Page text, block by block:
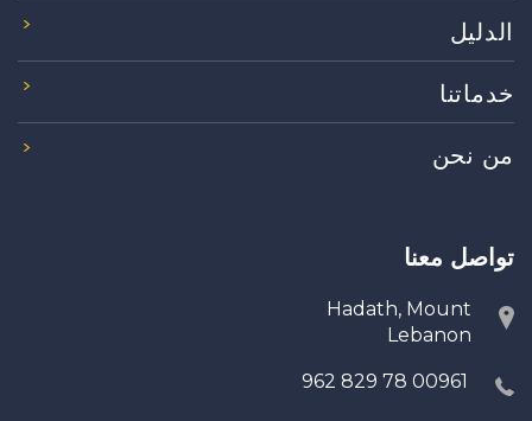
الدليل
خدماتنا
من نحن
تواصل معنا
Hadath, Mount
Lebanon
00961 78 829 962